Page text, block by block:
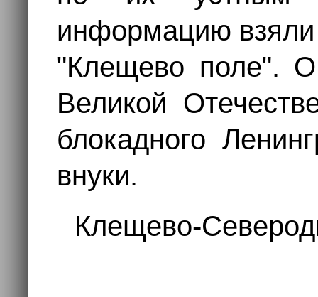
информацию
"Клещево поле". О
Великой
блокадного
внуки.
Клещево-